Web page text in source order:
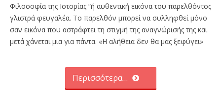
Φιλοσοφία της Ιστορίας “ή αυθεντική εικόνα του παρελθόντος
γλιστρά φευγαλέα. Το παρελθόν μπορεί να συλληφθεί μόνο
σαν εικόνα που αστράφτει τη στιγμή της αναγνώρισής της και
μετά χάνεται μια για πάντα. «H αλήθεια δεν θα μας ξεφύγει»
Περισσότερα…